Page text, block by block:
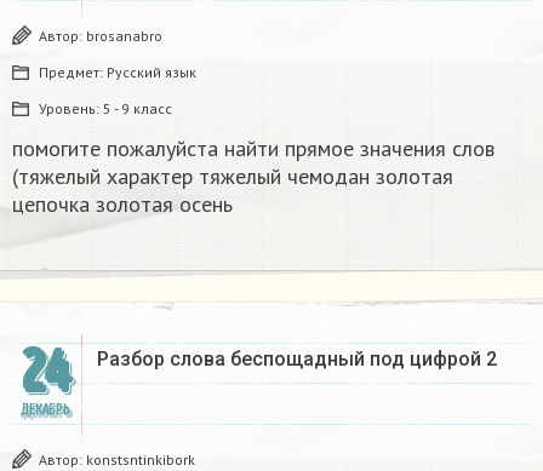
Автор: brosanabro
Предмет: Русский язык
Уровень: 5 - 9 класс
помогите пожалуйста найти прямое значения слов
(тяжелый характер тяжелый чемодан золотая
цепочка золотая осень
24
ДЕКАБРЬ
Разбор слова беспощадный под цифрой 2
Автор: konstsntinkibork